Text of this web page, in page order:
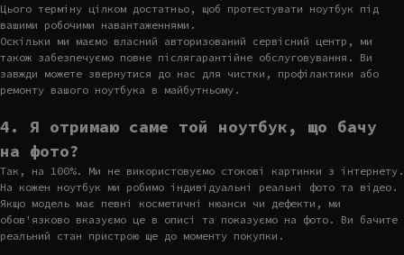
Цього терміну цілком достатньо, щоб протестувати ноутбук під
вашими робочими навантаженнями.
Оскільки ми маємо власний авторизований сервісний центр, ми
також забезпечуємо повне післягарантійне обслуговування. Ви
завжди можете звернутися до нас для чистки, профілактики або
ремонту вашого ноутбука в майбутньому.
4. Я отримаю саме той ноутбук, що бачу
на фото?
Так, на 100%. Ми не використовуємо стокові картинки з інтернету.
На кожен ноутбук ми робимо індивідуальні реальні фото та відео.
Якщо модель має певні косметичні нюанси чи дефекти, ми
обов'язково вказуємо це в описі та показуємо на фото. Ви бачите
реальний стан пристрою ще до моменту покупки.